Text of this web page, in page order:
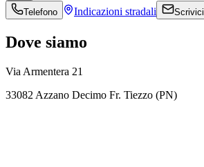
Telefono Indicazioni stradali Scrivici
Dove siamo
Via Armentera 21
33082 Azzano Decimo Fr. Tiezzo (PN)